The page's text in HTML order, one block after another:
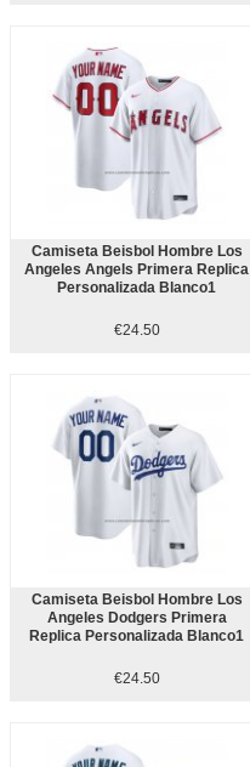
Camiseta Beisbol Hombre Los
Angeles Angels Primera Replica
Personalizada Blanco1
€24.50
Camiseta Beisbol Hombre Los
Angeles Dodgers Primera
Replica Personalizada Blanco1
€24.50